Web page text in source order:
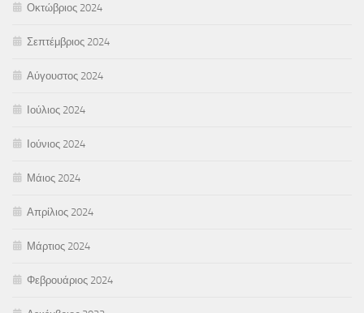
Οκτώβριος 2024
Σεπτέμβριος 2024
Αύγουστος 2024
Ιούλιος 2024
Ιούνιος 2024
Μάιος 2024
Απρίλιος 2024
Μάρτιος 2024
Φεβρουάριος 2024